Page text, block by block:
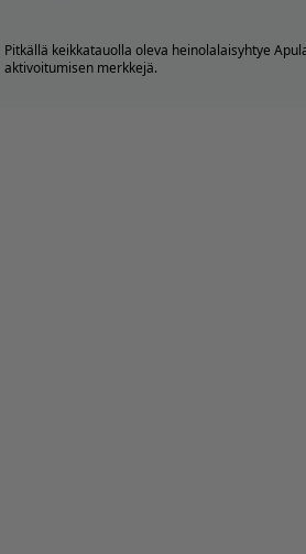
Pitkällä keikkatauolla oleva heinolalaisyhtye
aktivoitumisen merkkejä.